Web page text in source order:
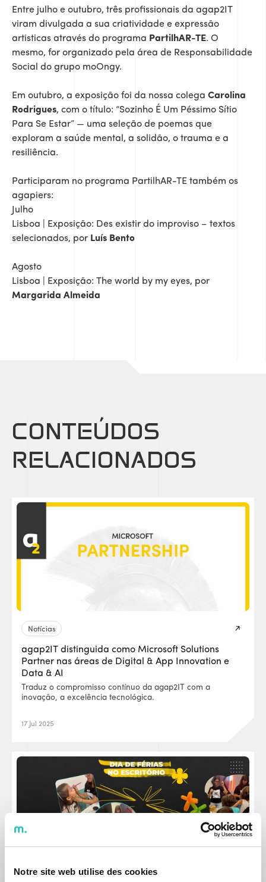
Notre site web utilise des cookies
Entre julho e outubro, três profissionais da agap2IT
viram divulgada a sua criatividade e expressão
artisticas através do programa PartilhAR-TE. O
mesmo, for organizado pela área de Responsabilidade
Social do grupo moOngy.
Em outubro, a exposição foi da nossa colega Carolina
Rodrigues, com o título: “Sozinho É Um Péssimo Sítio
Para Se Estar” — uma seleção de poemas que
exploram a saúde mental, a solidão, o trauma e a
resiliência.
Participaram no programa PartilhAR-TE também os
agapiers:
Julho
Lisboa | Exposição: Des existir do improviso – textos
selecionados, por Luís Bento
Agosto
Lisboa | Exposição: The world by my eyes, por
Margarida Almeida
CONTEÚDOS
RELACIONADOS
Notícias
agap2IT distinguida como Microsoft Solutions
Partner nas áreas de Digital & App Innovation e
Data & AI
Traduz o compromisso contínuo da agap2IT com a
inovação, a excelência tecnológica.
17 Jul 2025